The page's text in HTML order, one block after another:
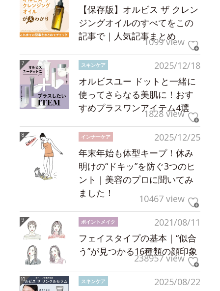
【保存版】オルビス ザ クレン
ジングオイルのすべてをこの
記事で｜人気記事まとめ
1099 view
2025/12/18
スキンケア
オルビスユー ドットと一緒に
使ってさらなる美肌に！おす
すめプラスワンアイテム4選
1828 view
2025/12/25
インナーケア
年末年始も体型キープ！休み
明けの“ドキッ”を防ぐ3つのヒ
ント｜美容のプロに聞いてみ
ました！
10467 view
2021/08/11
ポイントメイク
フェイスタイプの基本｜“似合
う”が見つかる16種類の顔印象
238957 view
2025/08/22
スキンケア